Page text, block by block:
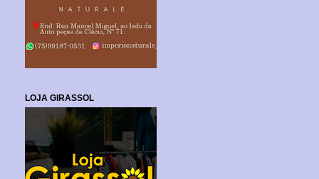
LOJA GIRASSOL